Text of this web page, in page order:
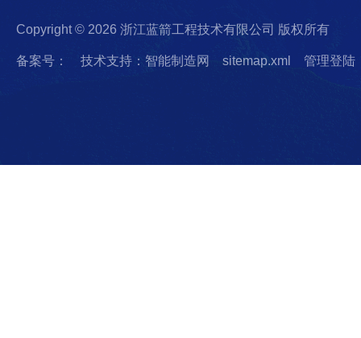
Copyright © 2026 浙江蓝箭工程技术有限公司 版权所有
备案号： 技术支持：智能制造网 sitemap.xml 管理登陆